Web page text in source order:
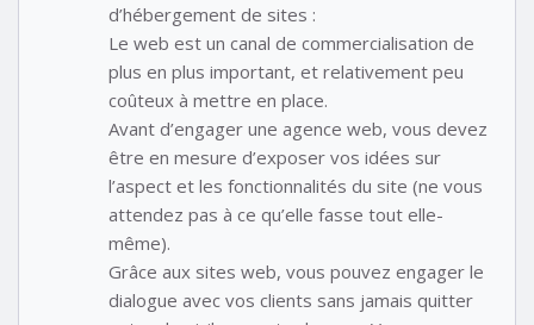
d’hébergement de sites :
Le web est un canal de commercialisation de
plus en plus important, et relativement peu
coûteux à mettre en place.
Avant d’engager une agence web, vous devez
être en mesure d’exposer vos idées sur
l’aspect et les fonctionnalités du site (ne vous
attendez pas à ce qu’elle fasse tout elle-
même).
Grâce aux sites web, vous pouvez engager le
dialogue avec vos clients sans jamais quitter